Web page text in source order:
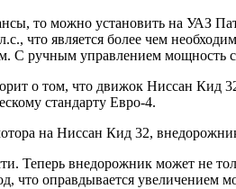
то можно установить на УАЗ
что является более чем
С ручным управлением мощность
о том, что движок Ниссан Кид
стандарту Евро-4.
на Ниссан Кид 32,
Теперь внедорожник может не
что оправдывается увеличением